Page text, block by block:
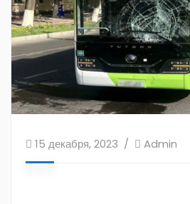
15 декабря, 2023 Admin